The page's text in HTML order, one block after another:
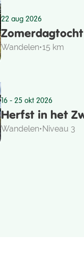
22 aug 2026
Wandelen•15 km
16 - 25 okt 2026
Herfst in het
Wandelen•Niveau 3